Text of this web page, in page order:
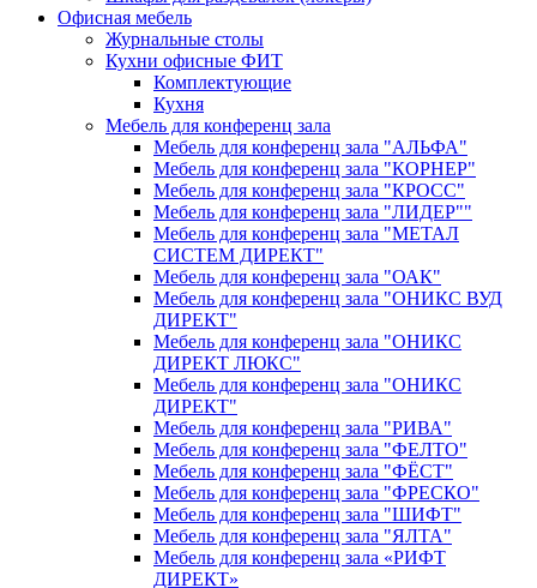
Офисная мебель
Журнальные столы
Кухни офисные ФИТ
Комплектующие
Кухня
Мебель для конференц зала
Мебель для конференц зала "АЛЬФА"
Мебель для конференц зала "КОРНЕР"
Мебель для конференц зала "КРОСС"
Мебель для конференц зала "ЛИДЕР""
Мебель для конференц зала "МЕТАЛ
СИСТЕМ ДИРЕКТ"
Мебель для конференц зала "ОАК"
Мебель для конференц зала "ОНИКС ВУД
ДИРЕКТ"
Мебель для конференц зала "ОНИКС
ДИРЕКТ ЛЮКС"
Мебель для конференц зала "ОНИКС
ДИРЕКТ"
Мебель для конференц зала "РИВА"
Мебель для конференц зала "ФЕЛТО"
Мебель для конференц зала "ФЁСТ"
Мебель для конференц зала "ФРЕСКО"
Мебель для конференц зала "ШИФТ"
Мебель для конференц зала "ЯЛТА"
Мебель для конференц зала «РИФТ
ДИРЕКТ»